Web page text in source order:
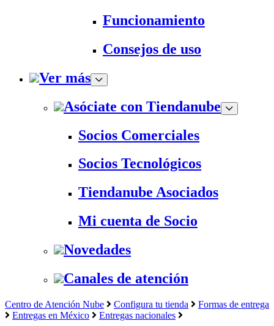
Funcionamiento
Consejos de uso
Ver más
Asóciate con Tiendanube
Socios Comerciales
Socios Tecnológicos
Tiendanube Asociados
Mi cuenta de Socio
Novedades
Canales de atención
Centro de Atención Nube Configura tu tienda
Formas de entrega
Entregas en México
Entregas nacionales